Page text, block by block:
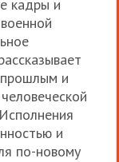
кадры и
и
и
по-новому